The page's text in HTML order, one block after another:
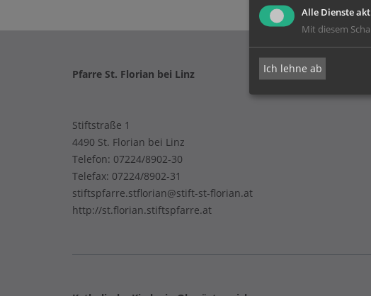
Pfarre St. Florian bei Linz
Stiftstraße 1
4490 St. Florian bei Linz
Telefon: 07224/8902-30
Telefax: 07224/8902-31
stiftspfarre.stflorian@stift-st-florian.at
http://st.florian.stiftspfarre.at
Alle Dienste
Mit diesem
Ich lehne ab